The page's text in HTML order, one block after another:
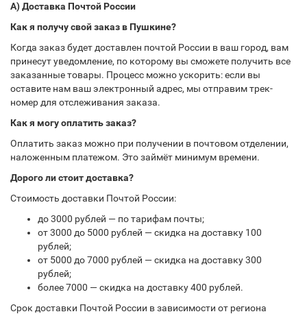
А) Доставка Почтой России
Как я получу свой заказ в Пушкине?
Когда заказ будет доставлен почтой России в ваш город, вам
принесут уведомление, по которому вы сможете получить все
заказанные товары. Процесс можно ускорить: если вы
оставите нам ваш электронный адрес, мы отправим трек-
номер для отслеживания заказа.
Как я могу оплатить заказ?
Оплатить заказ можно при получении в почтовом отделении,
наложенным платежом. Это займёт минимум времени.
Дорого ли стоит доставка?
Стоимость доставки Почтой России:
до 3000 рублей — по тарифам почты;
от 3000 до 5000 рублей — скидка на доставку 100
рублей;
от 5000 до 7000 рублей — скидка на доставку 300
рублей;
более 7000 — скидка на доставку 400 рублей.
Срок доставки Почтой России в зависимости от региона